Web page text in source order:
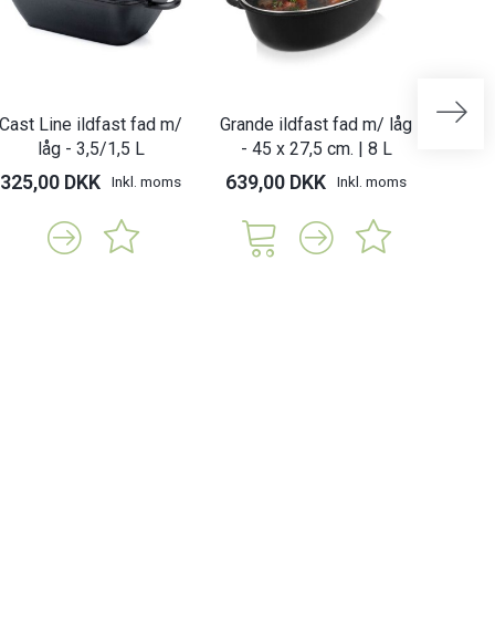
Cast Line ildfast fad m/
låg - 3,5/1,5 L
325,00 DKK Inkl. moms
Grande ildfast fad m/ låg
- 45 x 27,5 cm. | 8 L
639,00 DKK Inkl. moms